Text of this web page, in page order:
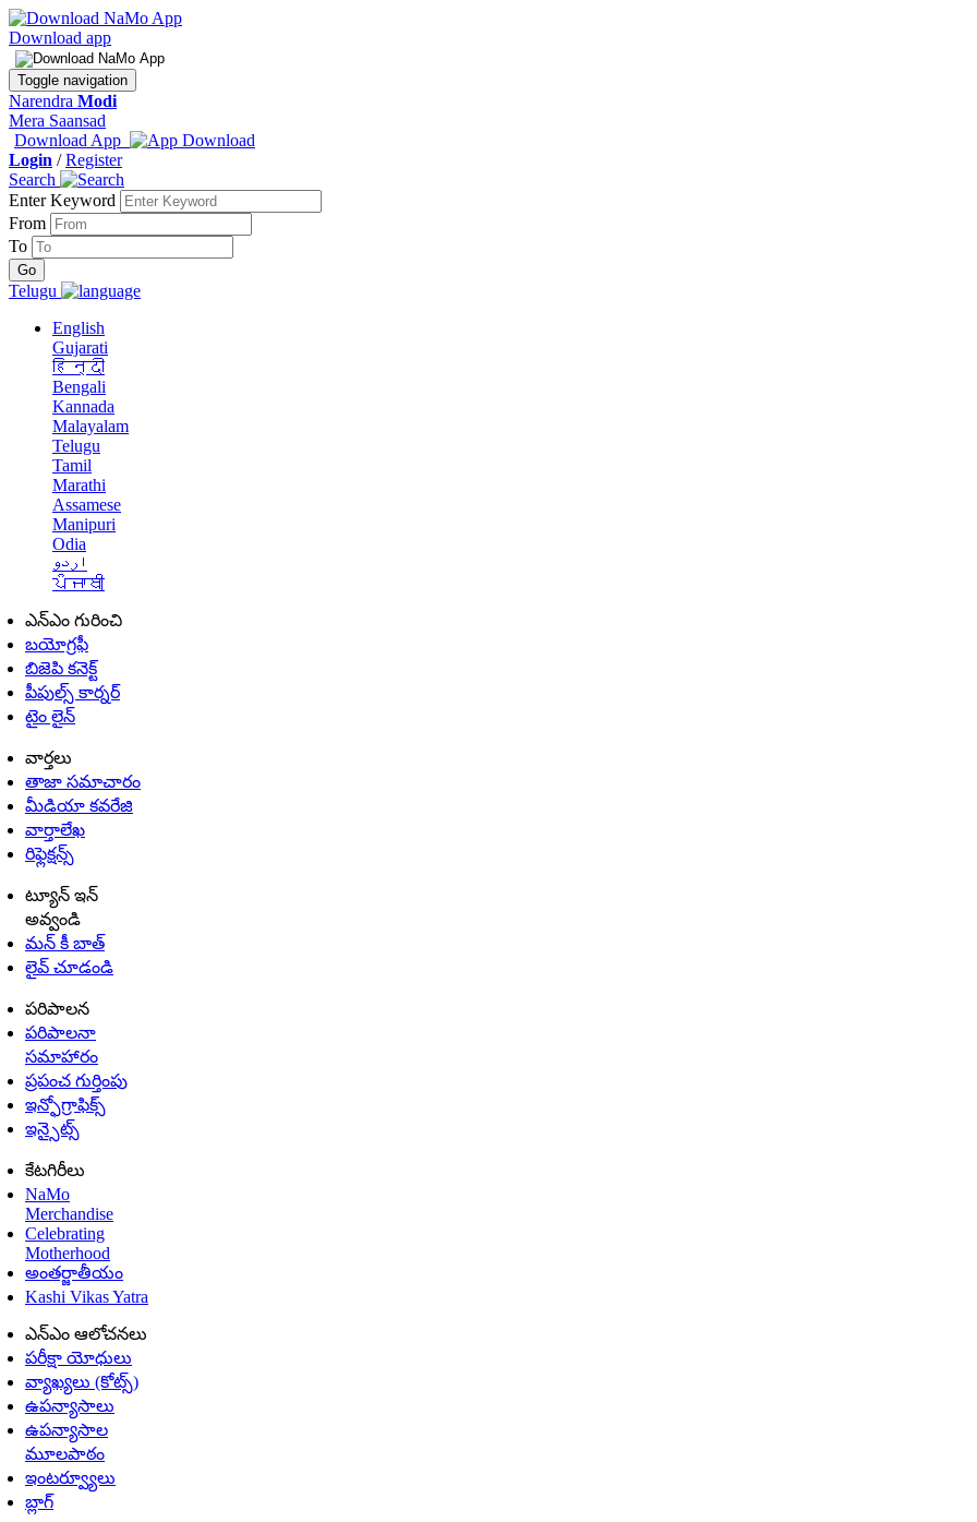
Download app
Toggle navigation
Narendra Modi
Mera Saansad
Download App
Login /Register
Search
Enter Keyword
From
To
Telugu
English
Gujarati
हिन्दी
Bengali
Kannada
Malayalam
Telugu
Tamil
Marathi
Assamese
Manipuri
Odia
اردو
ਪੰਜਾਬੀ
ఎన్ఎం గురించి
బయోగ్రఫీ
బిజెపి కనెక్ట్
పీపుల్స్ కార్నర్
టైం లైన్
వార్తలు
తాజా సమాచారం
మీడియా కవరేజి
వార్తాలేఖ
రిఫ్లెక్షన్స్
ట్యూన్ ఇన్
అవ్వండి
మన్ కీ బాత్
లైవ్ చూడండి
పరిపాలన
పరిపాలనా
సమాహారం
ప్రపంచ గుర్తింపు
ఇన్ఫోగ్రాఫిక్స్
ఇన్సైట్స్
కేటగిరీలు
NaMo
Merchandise
Celebrating
Motherhood
అంతర్జాతీయం
Kashi Vikas Yatra
ఎన్ఎం ఆలోచనలు
పరీక్షా యోధులు
వ్యాఖ్యలు (కోట్స్)
ఉపన్యాసాలు
ఉపన్యాసాల
మూలపాఠం
ఇంటర్వ్యూలు
బ్లాగ్